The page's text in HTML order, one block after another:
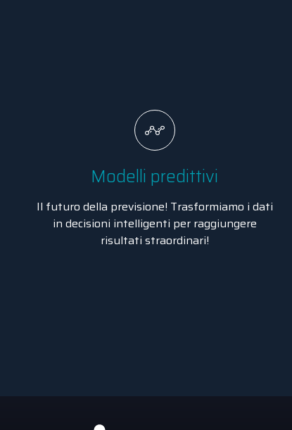
Modelli predittivi
Il futuro della previsione! Trasformiamo i dati
in decisioni intelligenti per raggiungere
risultati straordinari!